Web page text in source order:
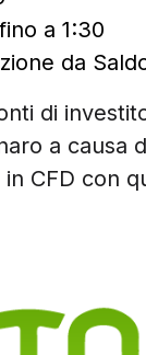
a 1:30
da
di
a causa
in CFD con